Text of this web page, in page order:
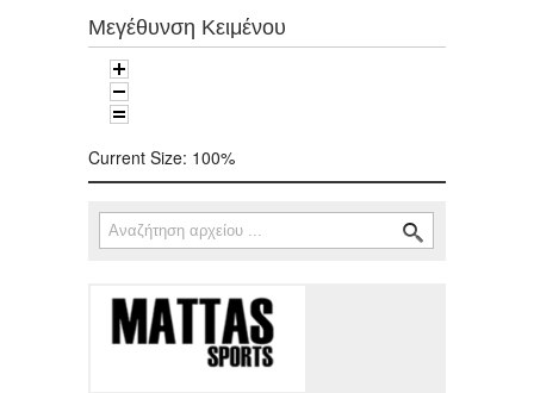
Μεγέθυνση Κειμένου
Current Size: 100%
Φόρμα αναζήτησης
Αναζήτηση